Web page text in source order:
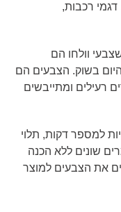
דגמי רכבות,
וולחו הם
בשוק. הצבעים הם
רעילים ומתייבשים
שכבות צביעה היא בין 15 שניות למספר דקות, תלוי
שונים ללא הכנה
את הצבעים למוצר